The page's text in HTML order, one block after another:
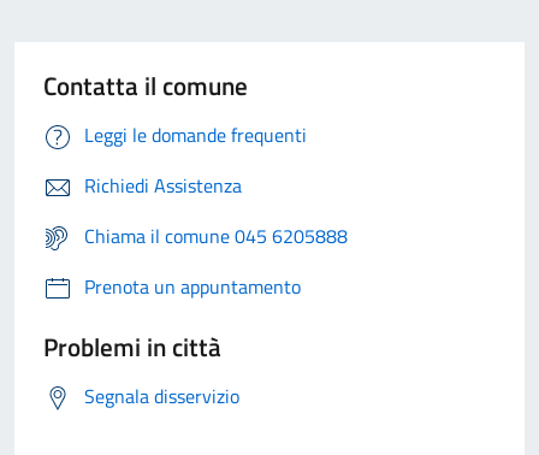
Contatta il comune
Leggi le domande frequenti
Richiedi Assistenza
Chiama il comune 045 6205888
Prenota un appuntamento
Problemi in città
Segnala disservizio